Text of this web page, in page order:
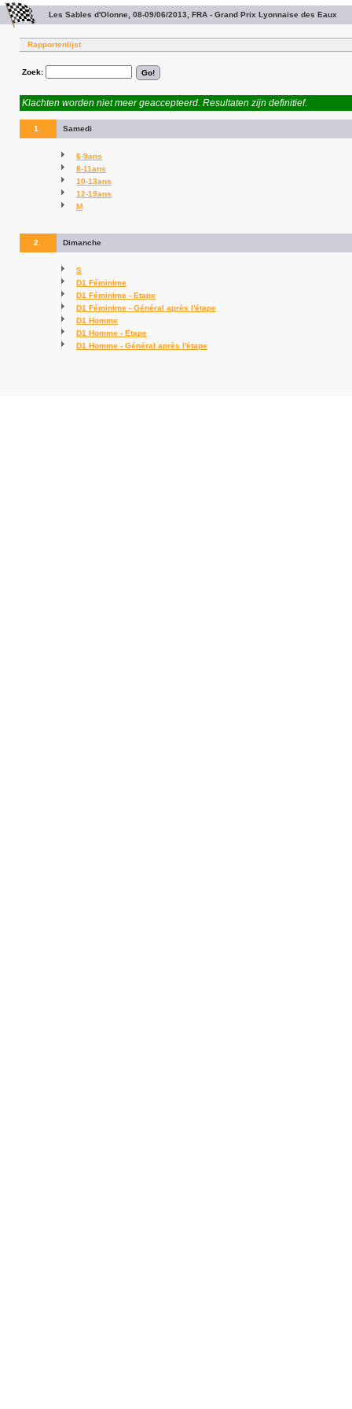
Les Sables d'Olonne, 08-09/06/2013, FRA - Grand Prix Lyonnaise des Eaux
Rapportenlijst
Zoek:
Klachten worden niet meer geaccepteerd. Resultaten zijn definitief.
1. Samedi
6-9ans
8-11ans
10-13ans
12-19ans
M
2. Dimanche
S
D1 Féminime
D1 Féminime - Etape
D1 Féminime - Général après l'étape
D1 Homme
D1 Homme - Etape
D1 Homme - Général après l'étape